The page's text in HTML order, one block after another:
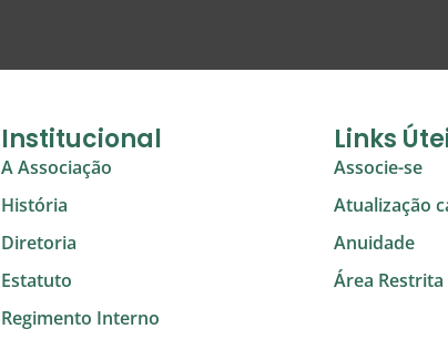
Institucional
A Associação
História
Diretoria
Estatuto
Regimento Interno
Links
Associe-se
Atualização
Anuidade
Área Restrita